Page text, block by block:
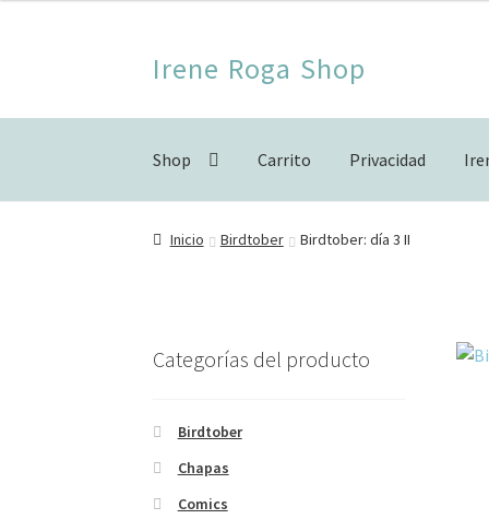
Ir
a
Ir
al
Irene Roga Shop
Shop Carrito Privacidad
Inicio Birdtober CarritoFinalizar compra
Inicio Birdtober Birdtober: día 3 II
Categorías del producto
Birdtober
Chapas
Comics